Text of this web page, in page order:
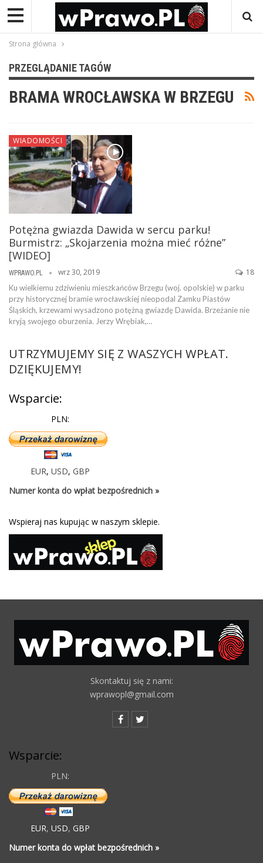
Strona główna
PRZEGLĄDANIE TAGÓW
BRAMA WROCŁAWSKA W BRZEGU
WIADOMOŚCI
Potężna gwiazda Dawida w sercu parku!
Burmistrz: „Skojarzenia można mieć różne”
[WIDEO]
WPRAWO.PL wrz 30, 2019 18
Ku wielkiemu zdziwieniu mieszkańców Brzegu (woj. opolskie) w parku
przy historycznej bramie wrocławskiej nieopodal Zamku Piastów
Śląskich, krzewami wysadzono potężną gwiazdę Dawida. Brzeżanie nie
kryją swojego oburzenia. Jerzy Wrębiak,…
UTRZYMUJEMY SIĘ Z WASZYCH WPŁAT.
DZIĘKUJEMY!
Wsparcie:
PLN:
EUR, USD, GBP
Numer konta do wpłat bezpośrednich »
Wspieraj nas kupując w naszym sklepie.
Skontaktuj się z nami:
wprawopl@gmail.com
Wsparcie:
PLN:
EUR, USD, GBP
Numer konta do wpłat bezpośrednich »